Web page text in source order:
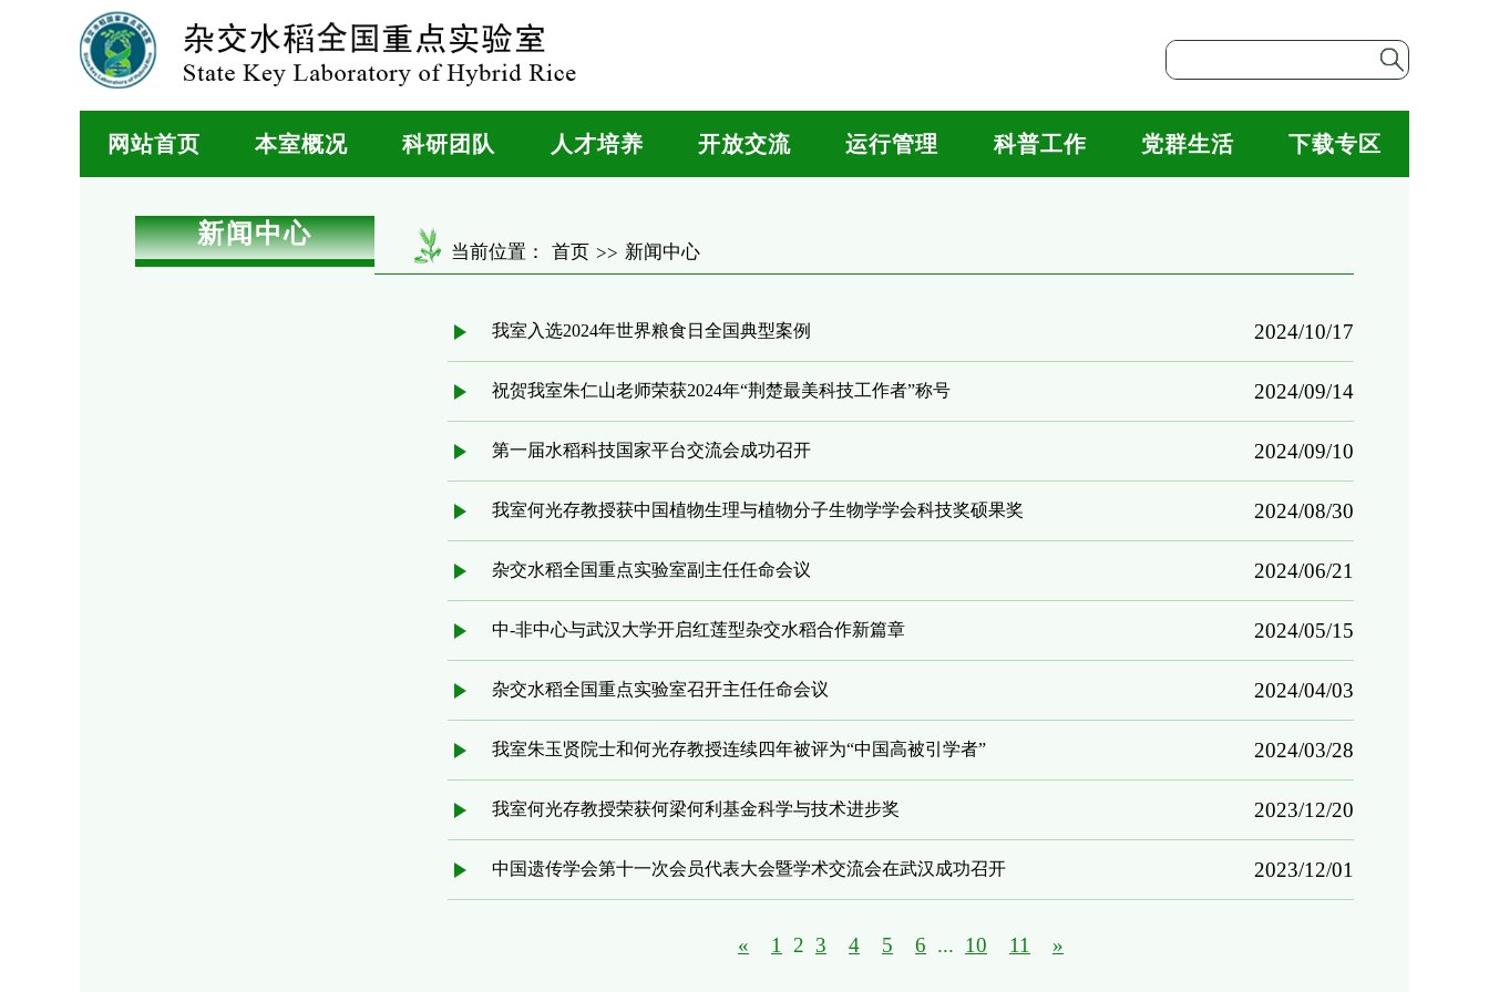
网站首页 本室概况 科研团队 人才培养 开放交流 运行管理 科普工作 党群生活 下载专区
新闻中心
当前位置： 首页 >> 新闻中心
我室入选2024年世界粮食日全国典型案例 2024/10/17
祝贺我室朱仁山老师荣获2024年“荆楚最美科技工作者”称号 2024/09/14
第一届水稻科技国家平台交流会成功召开 2024/09/10
我室何光存教授获中国植物生理与植物分子生物学学会科技奖硕果奖 2024/08/30
杂交水稻全国重点实验室副主任任命会议 2024/06/21
中-非中心与武汉大学开启红莲型杂交水稻合作新篇章 2024/05/15
杂交水稻全国重点实验室召开主任任命会议 2024/04/03
我室朱玉贤院士和何光存教授连续四年被评为“中国高被引学者” 2024/03/28
我室何光存教授荣获何梁何利基金科学与技术进步奖 2023/12/20
中国遗传学会第十一次会员代表大会暨学术交流会在武汉成功召开 2023/12/01
« 1 2 3 4 5 6 ... 10 11 »